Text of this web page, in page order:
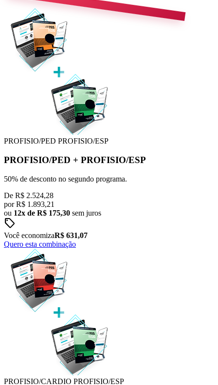
PROFISIO/PED PROFISIO/ESP
PROFISIO/PED + PROFISIO/ESP
50% de desconto no segundo programa.
De R$ 2.524,28
por R$ 1.893,21
ou 12x de R$ 175,30 sem juros
sell
Você economizaR$ 631,07
Quero esta combinação
PROFISIO/CARDIO PROFISIO/ESP